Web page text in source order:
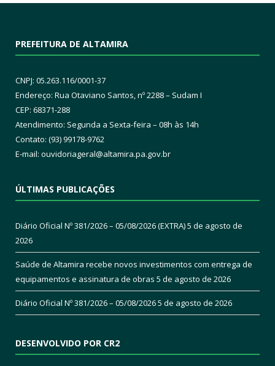
PREFEITURA DE ALTAMIRA
CNPJ: 05.263.116/0001-37
Endereço: Rua Otaviano Santos, nº 2288 – Sudam I
CEP: 68371-288
Atendimento: Segunda a Sexta-feira – 08h às 14h
Contato: (93) 99178-9762
E-mail: ouvidoriageral@altamira.pa.gov.br
ÚLTIMAS PUBLICAÇÕES
Diário Oficial Nº 381/2026 – 05/08/2026 (EXTRA)5 de agosto de
2026
Saúde de Altamira recebe novos investimentos com entrega de
equipamentos e assinatura de obras 5 de agosto de 2026
Diário Oficial Nº 381/2026 – 05/08/20265 de agosto de 2026
DESENVOLVIDO POR CR2